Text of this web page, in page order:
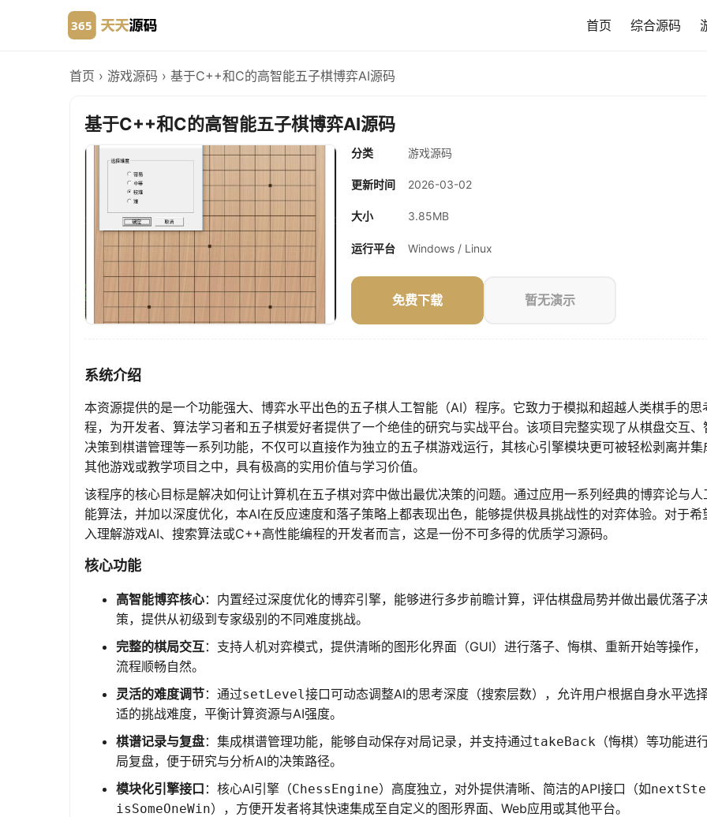
首页 综合源码
首页 › 游戏源码 › 基于C++和C的高智能五子棋博弈AI源码
基于C++和C的高智能五子棋博弈AI源码
分类 游戏源码
更新时间 2026-03-02
大小 3.85MB
运行平台 Windows / Linux
免费下载 暂无演示
系统介绍
本资源提供的是一个功能强大、博弈水平出色的五子棋人工智能（AI）程序。它致力于模拟和超越人类棋手的思
程，为开发者、算法学习者和五子棋爱好者提供了一个绝佳的研究与实战平台。该项目完整实现了从棋盘交互、
决策到棋谱管理等一系列功能，不仅可以直接作为独立的五子棋游戏运行，其核心引擎模块更可被轻松剥离并集
其他游戏或教学项目之中，具有极高的实用价值与学习价值。
该程序的核心目标是解决如何让计算机在五子棋对弈中做出最优决策的问题。通过应用一系列经典的博弈论与人
能算法，并加以深度优化，本AI在反应速度和落子策略上都表现出色，能够提供极具挑战性的对弈体验。对于希
入理解游戏AI、搜索算法或C++高性能编程的开发者而言，这是一份不可多得的优质学习源码。
核心功能
高智能博弈核心：内置经过深度优化的博弈引擎，能够进行多步前瞻计算，评估棋盘局势并做出最优落子
策，提供从初级到专家级别的不同难度挑战。
完整的棋局交互：支持人机对弈模式，提供清晰的图形化界面（GUI）进行落子、悔棋、重新开始等操作
流程顺畅自然。
灵活的难度调节：通过setLevel接口可动态调整AI的思考深度（搜索层数），允许用户根据自身水平选
适的挑战难度，平衡计算资源与AI强度。
棋谱记录与复盘：集成棋谱管理功能，能够自动保存对局记录，并支持通过takeBack （悔棋）等功能进
局复盘，便于研究与分析AI的决策路径。
模块化引擎接口 ：核心AI引擎（ChessEngine）高度独立，对外提供清晰、简洁的API接口（如
isSomeOneWin），方便开发者将其快速集成至自定义的图形界面、Web应用或其他平台。